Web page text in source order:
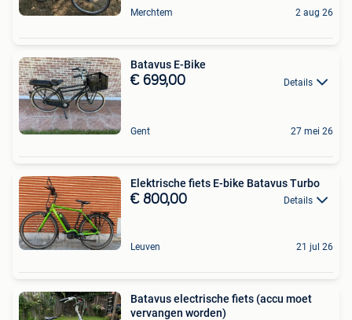
Merchtem 2 aug 26
Batavus E-Bike
€ 699,00 Details
Gent 27 mei 26
Elektrische fiets E-bike Batavus Turbo
€ 800,00 Details
Leuven 21 jul 26
Batavus electrische fiets (accu moet
vervangen worden)